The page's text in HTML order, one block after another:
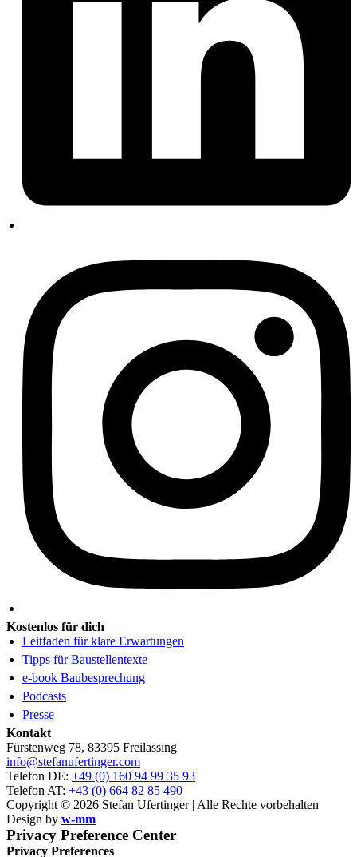
Kostenlos für dich
Leitfaden für klare Erwartungen
Tipps für Baustellentexte
e-book Baubesprechung
Podcasts
Presse
Kontakt
Fürstenweg 78, 83395 Freilassing
info@stefanufertinger.com
Telefon DE: +49 (0) 160 94 99 35 93
Telefon AT: +43 (0) 664 82 85 490
Copyright © 2026 Stefan Ufertinger | Alle Rechte vorbehalten
Design by w-mm
Privacy Preference Center
Privacy Preferences